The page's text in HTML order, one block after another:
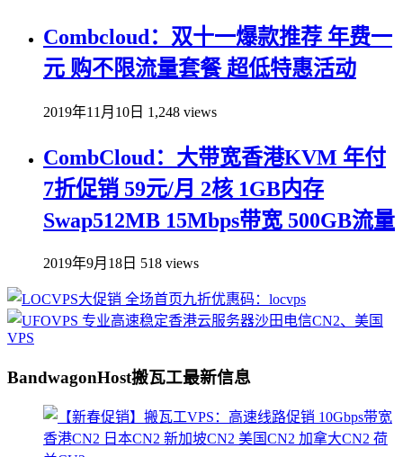
Combcloud：双十一爆款推荐 年费一
元 购不限流量套餐 超低特惠活动
2019年11月10日 1,248 views
CombCloud：大带宽香港KVM 年付
7折促销 59元/月 2核 1GB内存
Swap512MB 15Mbps带宽 500GB流量
2019年9月18日 518 views
BandwagonHost搬瓦工最新信息